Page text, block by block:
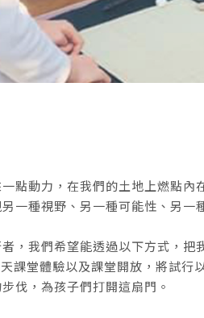
點動力，在我們的土地上燃點內
一種視野、另一種可能性、另一
，我們希望能透過以下方式，把
課堂體驗以及課堂開放，將試行
伐，為孩子們打開這扇門。